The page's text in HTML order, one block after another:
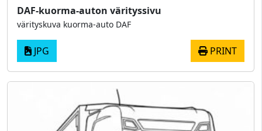
DAF-kuorma-auton värityssivu
värityskuva kuorma-auto DAF
JPG PRINT